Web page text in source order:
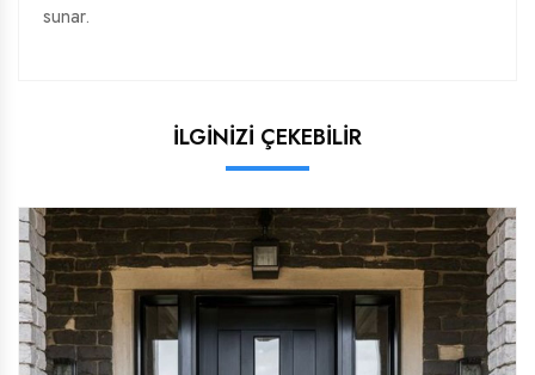
sunar.
İLGİNİZİ ÇEKEBİLİR